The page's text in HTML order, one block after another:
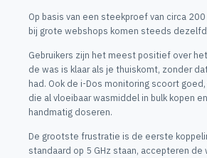
Op basis van een steekproef van circa
bij grote webshops komen steeds
Gebruikers zijn het meest positief over
de was is klaar als je thuiskomt, zonder
had. Ook de i-Dos monitoring scoort
die al vloeibaar wasmiddel in bulk kopen
handmatig doseren.
De grootste frustratie is de eerste
standaard op 5 GHz staan, accepteren de